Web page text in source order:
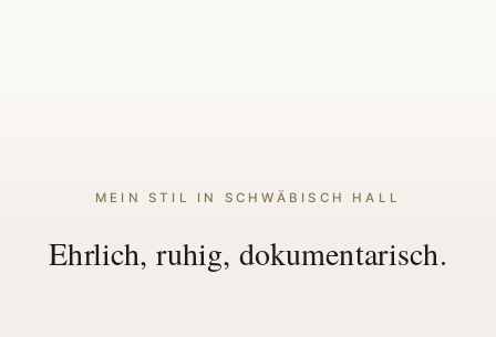
MEIN STIL IN SCHWÄBISCH HALL
Ehrlich, ruhig, dokumentarisch.